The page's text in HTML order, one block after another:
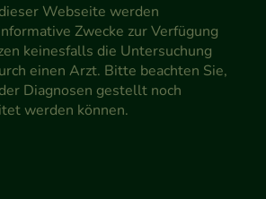
Webseite werden
Zwecke zur Verfügung
keinesfalls die Untersuchung
einen Arzt. Bitte beachten Sie,
Diagnosen gestellt noch
werden können.